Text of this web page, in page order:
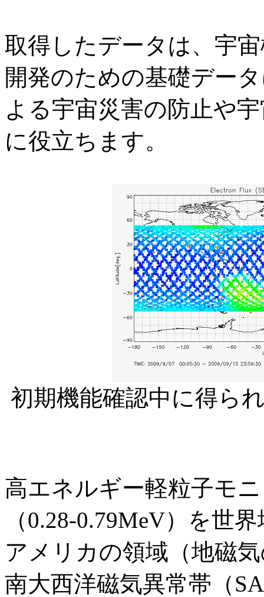
取得したデータは、宇
開発のための基礎デー
よる宇宙災害の防止や
に役立ちます。
初期機能確認中に得ら
高エネルギー軽粒子モ
（0.28-0.79MeV）を世
アメリカの領域（地磁
南大西洋磁気異常帯（